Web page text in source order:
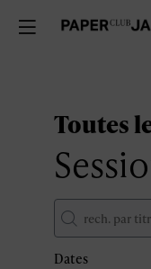
Toutes
Dates